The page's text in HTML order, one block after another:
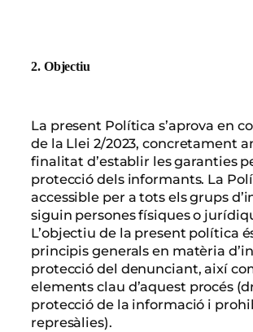
2. Objectiu
La present Política s’aprova en
de la Llei 2/2023, concretament
finalitat d’establir les garanties
protecció dels informants. La
accessible per a tots els grups
siguin persones físiques o
L’objectiu de la present política
principis generals en matèria
protecció del denunciant, així
elements clau d’aquest procés
protecció de la informació i
represàlies).